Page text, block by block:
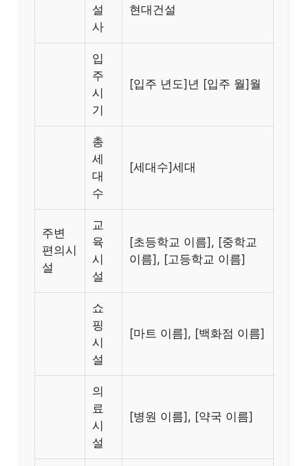
설
사
현대건설
입
주
시
기
[입주 년도]년 [입주 월]월
총
세
대
수
[세대수]세대
주변
편의시
설
교
육
시
설
[초등학교 이름], [중학교
이름], [고등학교 이름]
쇼
핑
시
설
[마트 이름], [백화점 이름]
의
료
시
설
[병원 이름], [약국 이름]